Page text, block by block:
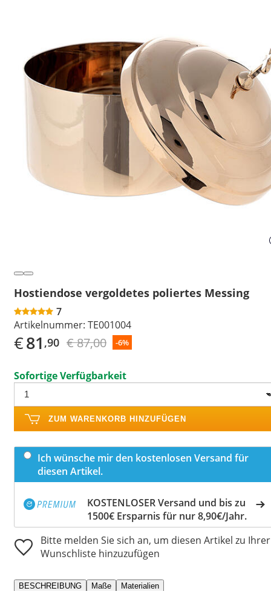
Hostiendose vergoldetes poliertes Messing
7
Artikelnummer: TE001004
€81 ,90 € 87,00 -6%
Sofortige Verfügbarkeit
ZUM WARENKORB HINZUFÜGEN
Ich wünsche mir den kostenlosen Versand für
diesen Artikel.
KOSTENLOSER Versand und bis zu
1500€ Ersparnis für nur 8,90€/Jahr.
Bitte melden Sie sich an, um diesen Artikel zu Ihrer
Wunschliste hinzuzufügen
BESCHREIBUNG Maße Materialien